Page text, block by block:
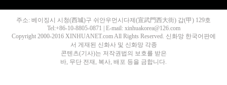
주소: 베이징시 시청(西城)구 쉬안우먼시다제(宣武門西大街) 갑(甲) 129호
Tel:+86-10-8805-0871 | E-mail: xinhuakorea@126.com
Copyright 2000-2016 XINHUANET.com All Rights Reserved. 신화망 한국어판에
서 게재된 신화사 및 신화망 각종
콘텐츠(기사)는 저작권법의 보호를 받은
바, 무단 전재, 복사, 배포 등을 금합니다.